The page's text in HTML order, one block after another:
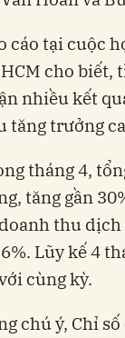
cáo tại cuộc
cho
nhiều kết
tăng trưởng
tháng 4,
tăng gần
thu
Lũy kế 4
cùng kỳ.
chú ý, Chỉ